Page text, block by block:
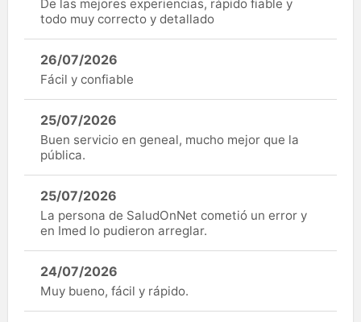
De las mejores experiencias, rápido fiable y
todo muy correcto y detallado
26/07/2026
Fácil y confiable
25/07/2026
Buen servicio en geneal, mucho mejor que la
pública.
25/07/2026
La persona de SaludOnNet cometió un error y
en Imed lo pudieron arreglar.
24/07/2026
Muy bueno, fácil y rápido.